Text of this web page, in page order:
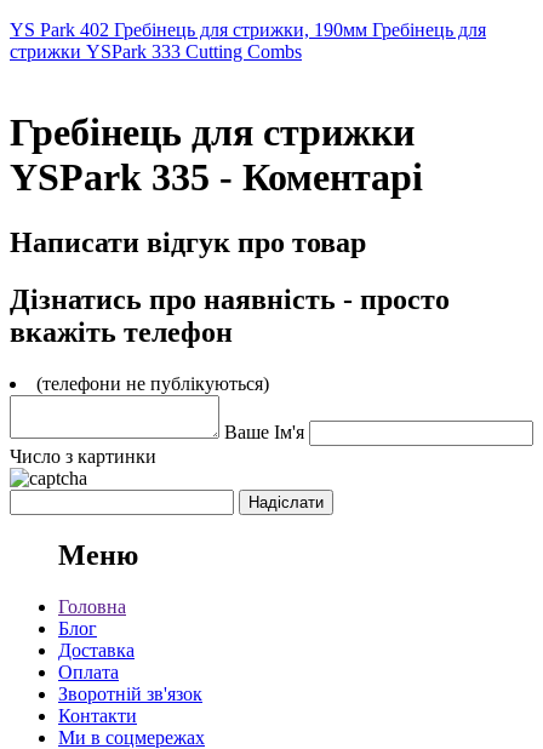
YS Park 402 Гребінець для стрижки, 190мм Гребінець для
стрижки YSPark 333 Cutting Combs
Гребінець для стрижки
YSPark 335 - Коментарі
Написати відгук про товар
Дізнатись про наявність - просто
вкажіть телефон
(телефони не публікуються)
Ваше Ім'я
Число з картинки
Меню
Головна
Блог
Доставка
Оплата
Зворотній зв'язок
Контакти
Ми в соцмережах